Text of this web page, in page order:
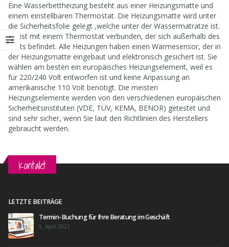
Eine Wasserbettheizung besteht aus einer Heizungsmatte und
einem einstellbaren Thermostat. Die Heizungsmatte wird unter
die Sicherheitsfolie gelegt ,welche unter der Wassermatratze ist.
Sie ist mit einem Thermostat verbunden, der sich außerhalb des
Betts befindet. Alle Heizungen haben einen Wärmesensor, der in
der Heizungsmatte eingebaut und elektronisch gesichert ist. Sie
wählen am besten ein europäisches Heizungselement, weil es
für 220/240 Volt entworfen ist und keine Anpassung an
amerikanische 110 Volt benötigt. Die meisten
Heizungselemente werden von den verschiedenen europäischen
Sicherheitsinstituten (VDE, TÜV, KEMA, BENOR) getestet und
sind sehr sicher, wenn Sie laut den Richtlinien des Herstellers
gebraucht werden.
Kontakt
LETZTE BEITRÄGE
Termin-Buchung für Ihre Beratung im Geschäft
5. April 2021